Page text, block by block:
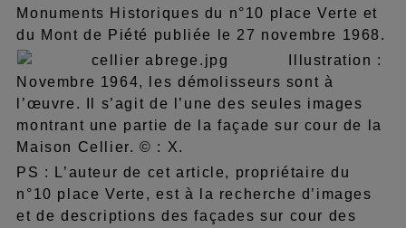
Monuments Historiques du n°10 place Verte et
du Mont de Piété publiée le 27 novembre 1968.
Illustration :
Novembre 1964, les démolisseurs sont à
l’œuvre. Il s’agit de l’une des seules images
montrant une partie de la façade sur cour de la
Maison Cellier. © : X.
PS : L’auteur de cet article, propriétaire du
n°10 place Verte, est à la recherche d’images
et de descriptions des façades sur cour des